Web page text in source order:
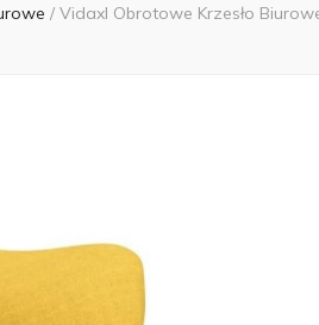
/ Vidaxl Obrotowe Krzesło